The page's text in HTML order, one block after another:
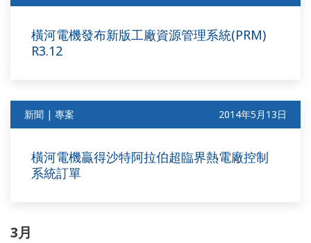
橫河電機發布新版工廠資源管理系統(PRM)
R3.12
新聞 | 專案 2014年5月13日
橫河電機贏得沙特阿拉伯超臨界熱電廠控制
系統訂單
3月